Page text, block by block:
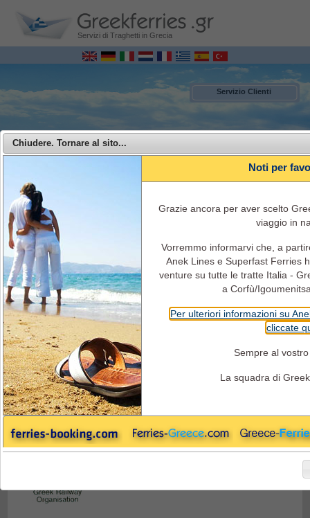
Servizi di Traghetti in Grecia
Servizio Clienti
MENU
Superfast Ferries - Viaggi con la Superfast Ferries dall' Italia alla Grecia
Superfast Ferries - Treni e Ferries
Chiudere. Tornare al sito...
Noti per
Grazie ancora per aver scelto
viaggio in
Vorremmo informarvi che, a
Anek Lines e Superfast Ferries
venture su tutte le tratte Italia -
a Corfù/
Per ulteriori informazioni su
cliccate
Sempre al
La squadra di